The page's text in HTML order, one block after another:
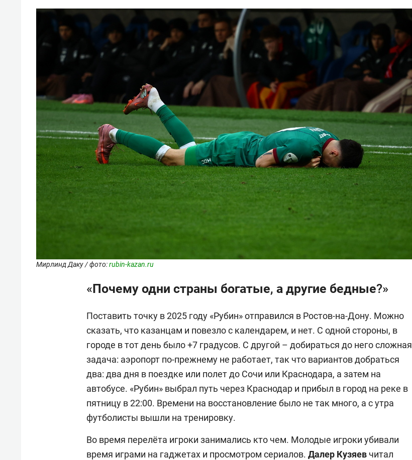
Мирлинд Даку / фото:rubin-kazan.ru
«Почему одни страны богатые, а другие бедные?»
Поставить точку в 2025 году «Рубин» отправился в Ростов-на-Дону. Можно
сказать, что казанцам и повезло с календарем, и нет. С одной стороны, в
городе в тот день было +7 градусов. С другой – добираться до него сложная
задача: аэропорт по-прежнему не работает, так что вариантов добраться
два: два дня в поездке или полет до Сочи или Краснодара, а затем на
автобусе. «Рубин» выбрал путь через Краснодар и прибыл в город на реке в
пятницу в 22:00. Времени на восстановление было не так много, а с утра
футболисты вышли на тренировку.
Во время перелёта игроки занимались кто чем. Молодые игроки убивали
время играми на гаджетах и просмотром сериалов. Далер Кузяев читал